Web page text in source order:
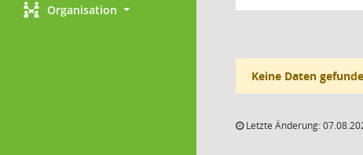
Organisation
Keine Daten
Letzte Änderung: